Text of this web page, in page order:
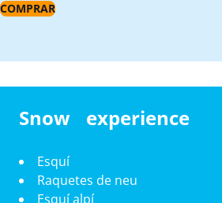
COMPRAR
Snow experience
Esquí
Raquetes de neu
Esquí alpí